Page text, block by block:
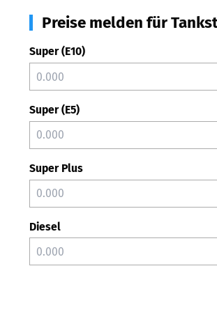
Preise melden für
Super (E10)
Super (E5)
Super Plus
Diesel